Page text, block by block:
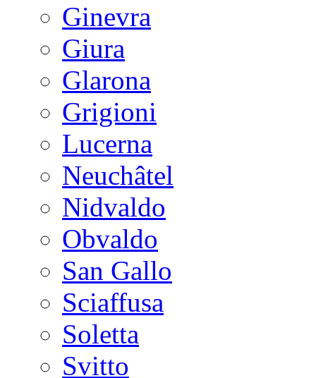
Ginevra
Giura
Glarona
Grigioni
Lucerna
Neuchâtel
Nidvaldo
Obvaldo
San Gallo
Sciaffusa
Soletta
Svitto